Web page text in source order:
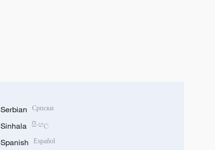
Serbian Српски
Sinhala සිංහල
Spanish Español